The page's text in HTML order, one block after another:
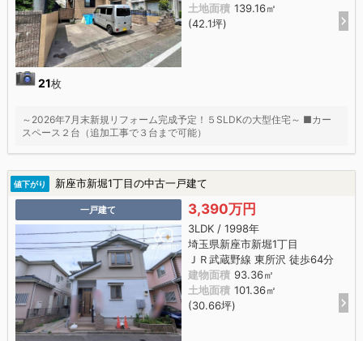
21枚
土地面積 139.16㎡
(42.1坪)
～2026年7月末新規リフォーム完成予定！５SLDKの大型住宅～ ■カー
スペース２台（追加工事で３台まで可能）
値下がり 新座市新堀1丁目の中古一戸建て
一戸建て 3,390万円
3LDK / 1998年
埼玉県新座市新堀1丁目
ＪＲ武蔵野線 東所沢 徒歩64分
建物面積 93.36㎡
土地面積 101.36㎡
(30.66坪)